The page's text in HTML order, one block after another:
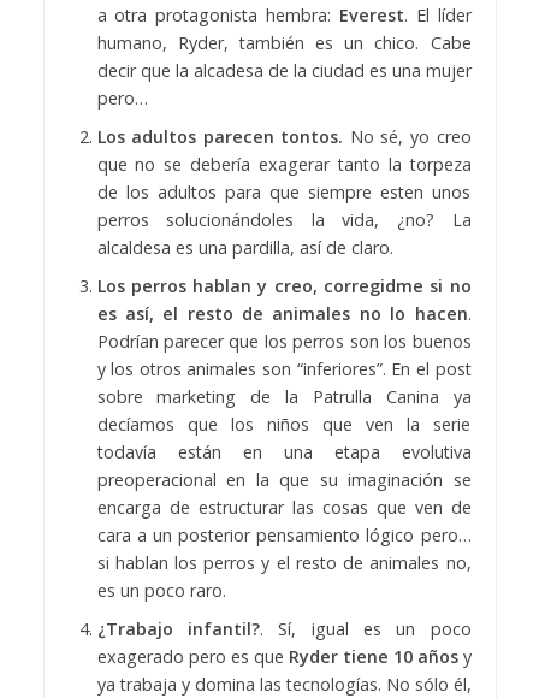
a otra protagonista hembra: Everest. El líder
humano, Ryder, también es un chico. Cabe
decir que la alcadesa de la ciudad es una mujer
pero…
Los adultos parecen tontos. No sé, yo creo
que no se debería exagerar tanto la torpeza
de los adultos para que siempre esten unos
perros solucionándoles la vida, ¿no? La
alcaldesa es una pardilla, así de claro.
Los perros hablan y creo, corregidme si no
es así, el resto de animales no lo hacen.
Podrían parecer que los perros son los buenos
y los otros animales son “inferiores”. En el post
sobre marketing de la Patrulla Canina ya
decíamos que los niños que ven la serie
todavía están en una etapa evolutiva
preoperacional en la que su imaginación se
encarga de estructurar las cosas que ven de
cara a un posterior pensamiento lógico pero…
si hablan los perros y el resto de animales no,
es un poco raro.
¿Trabajo infantil?. Sí, igual es un poco
exagerado pero es que Ryder tiene 10 añosy
ya trabaja y domina las tecnologías. No sólo él,